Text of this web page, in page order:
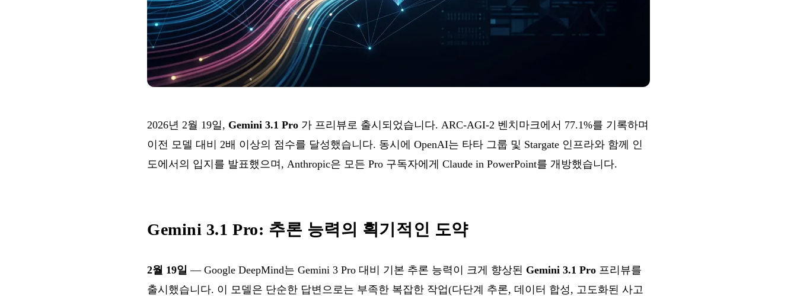
2026년 2월 19일, Gemini 3.1 Pro 가 프리뷰로 출시되었습니다. ARC-AGI-2 벤치마크에서 77.1%를 기록하며
이전 모델 대비 2배 이상의 점수를 달성했습니다. 동시에 OpenAI는 타타 그룹 및 Stargate 인프라와 함께 인
도에서의 입지를 발표했으며, Anthropic은 모든 Pro 구독자에게 Claude in PowerPoint를 개방했습니다.
Gemini 3.1 Pro: 추론 능력의 획기적인 도약
2월 19일 — Google DeepMind는 Gemini 3 Pro 대비 기본 추론 능력이 크게 향상된 Gemini 3.1 Pro 프리뷰를
출시했습니다. 이 모델은 단순한 답변으로는 부족한 복잡한 작업(다단계 추론, 데이터 합성, 고도화된 사고